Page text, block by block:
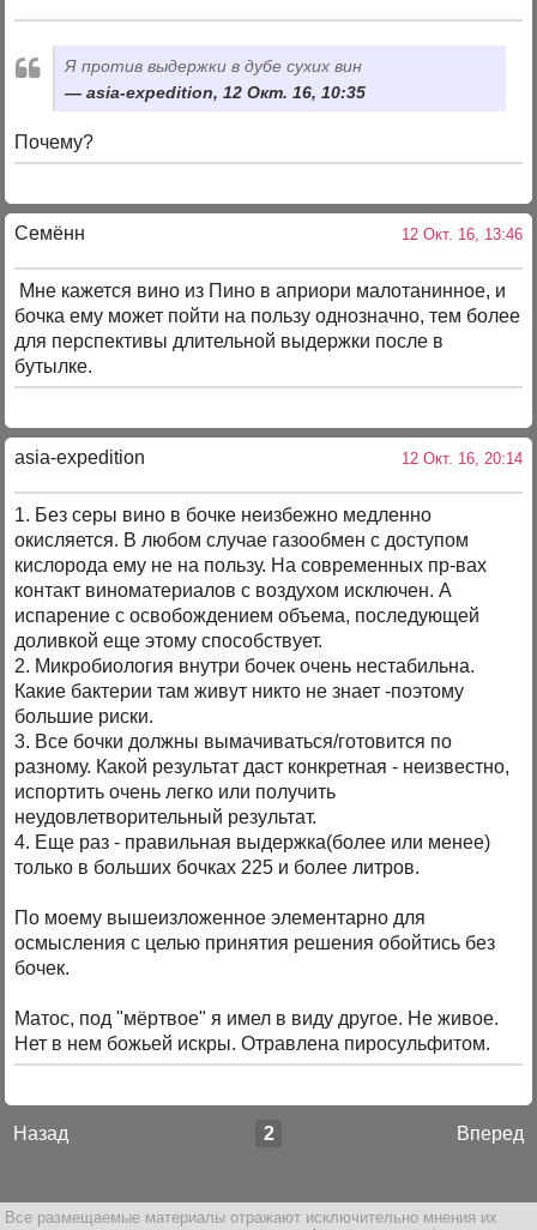
Я против выдержки в дубе сухих вин
asia-expedition, 12 Окт. 16, 10:35
Почему?
Семённ 12 Окт. 16, 13:46
Мне кажется вино из Пино в априори малотанинное, и
бочка ему может пойти на пользу однозначно, тем более
для перспективы длительной выдержки после в
бутылке.
asia-expedition 12 Окт. 16, 20:14
1. Без серы вино в бочке неизбежно медленно
окисляется. В любом случае газообмен с доступом
кислорода ему не на пользу. На современных пр-вах
контакт виноматериалов с воздухом исключен. А
испарение с освобождением объема, последующей
доливкой еще этому способствует.
2. Микробиология внутри бочек очень нестабильна.
Какие бактерии там живут никто не знает -поэтому
большие риски.
3. Все бочки должны вымачиваться/готовится по
разному. Какой результат даст конкретная - неизвестно,
испортить очень легко или получить
неудовлетворительный результат.
4. Еще раз - правильная выдержка(более или менее)
только в больших бочках 225 и более литров.
По моему вышеизложенное элементарно для
осмысления с целью принятия решения обойтись без
бочек.
Матос, под "мёртвое" я имел в виду другое. Не живое.
Нет в нем божьей искры. Отравлена пиросульфитом.
Назад Вперед
2
Все размещаемые материалы отражают исключительно мнения их